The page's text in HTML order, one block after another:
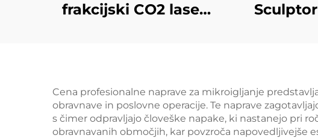
frakcijski CO2 laser
1060
Cena profesionalne naprave za mikroigljanje
obravnave in poslovne operacije. Te naprave
s čimer odpravljajo človeške napake, ki nastanejo pri
obravnavanih območjih, kar povzroča napovedljivejše